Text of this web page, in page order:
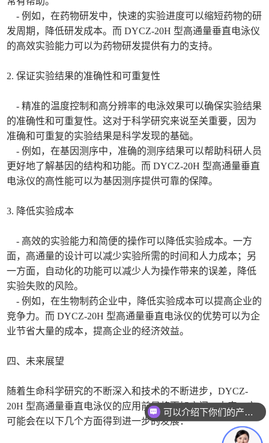
- 例如，在药物研发中，快速的实验进度可以缩短药物的研
发周期，降低研发成本。而 DYCZ-20H 型高通量垂直电泳仪
的高效实验能力可以为药物研发提供有力的支持。
2. 保证实验结果的准确性和可重复性
- 精准的温度控制和高分辨率的电泳效果可以确保实验结果
的准确性和可重复性。这对于科学研究来说至关重要，因为
准确和可重复的实验结果是科学发现的基础。
- 例如，在基因测序中，准确的测序结果可以帮助科研人员
更好地了解基因的结构和功能。而 DYCZ-20H 型高通量垂直
电泳仪的高性能可以为基因测序提供可靠的保障。
3. 降低实验成本
- 高效的实验能力和简便的操作可以降低实验成本。一方
面，高通量的设计可以减少实验所需的时间和人力成本；另
一方面，自动化的功能可以减少人为操作带来的误差，降低
实验失败的风险。
- 例如，在生物制药企业中，降低实验成本可以提高企业的
竞争力。而 DYCZ-20H 型高通量垂直电泳仪的优势可以为企
业节省大量的成本，提高企业的经济效益。
四、未来展望
随着生命科学研究的不断深入和技术的不断进步，DYCZ-
20H 型高通量垂直电泳仪的应用前景将更加广阔。未来，它
可能会在以下几个方面得到进一步的发展：